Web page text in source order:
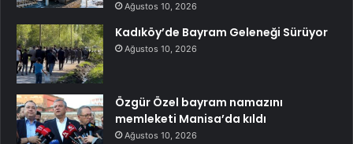
Ağustos 10, 2026
Kadıköy’de Bayram Geleneği Sürüyor
Ağustos 10, 2026
Özgür Özel bayram namazını
memleketi Manisa’da kıldı
Ağustos 10, 2026